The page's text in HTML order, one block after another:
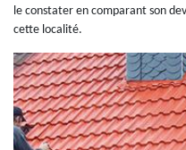
le constater en comparant son
cette localité.